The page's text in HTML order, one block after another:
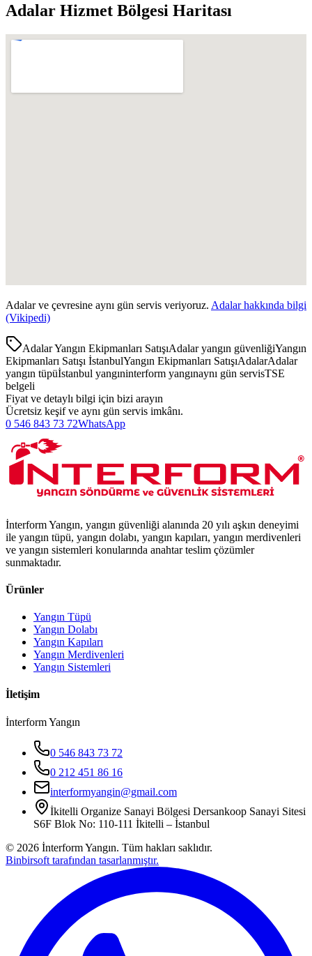
Adalar Hizmet Bölgesi Haritası
Adalarve çevresine aynı gün servis veriyoruz. Adalarhakkında bilgi
(Vikipedi)
Adalar Yangın Ekipmanları SatışıAdalar yangın güvenliğiYangın
Ekipmanları Satışı İstanbulYangın Ekipmanları SatışıAdalarAdalar
yangın tüpüİstanbul yangıninterform yangınaynı gün servisTSE
belgeli
Fiyat ve detaylı bilgi için bizi arayın
Ücretsiz keşif ve aynı gün servis imkânı.
0 546 843 73 72WhatsApp
İnterform Yangın, yangın güvenliği alanında 20 yılı aşkın deneyimi
ile yangın tüpü, yangın dolabı, yangın kapıları, yangın merdivenleri
ve yangın sistemleri konularında anahtar teslim çözümler
sunmaktadır.
Ürünler
Yangın Tüpü
Yangın Dolabı
Yangın Kapıları
Yangın Merdivenleri
Yangın Sistemleri
İletişim
İnterform Yangın
0 546 843 73 72
0 212 451 86 16
interformyangin@gmail.com
İkitelli Organize Sanayi Bölgesi Dersankoop Sanayi Sitesi
S6F Blok No: 110-111 İkitelli – İstanbul
© 2026 İnterform Yangın. Tüm hakları saklıdır.
Binbirsoft tarafından tasarlanmıştır.